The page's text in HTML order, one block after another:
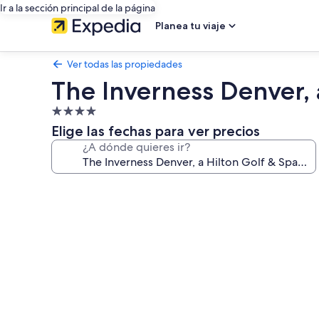
Ir a la sección principal de la página
Planea tu viaje
Ver todas las propiedades
The Inverness
Propiedad
de
4.0
estrellas
Elige las fechas para ver precios
¿A dónde quieres ir?